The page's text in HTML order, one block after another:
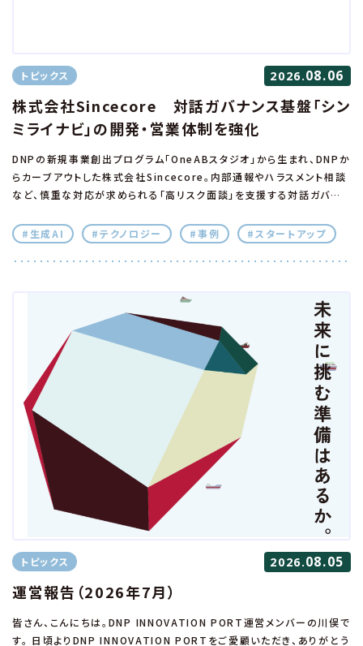
トピックス 2026.08.06
株式会社Sincecore 対話ガバナンス基盤「シン
ミライナビ」の開発・営業体制を強化
DNPの新規事業創出プログラム「OneABスタジオ」から生まれ、DNPか
らカーブアウトした株式会社Sincecore。内部通報やハラスメント相談
など、慎重な対応が求められる「高リスク面談」を支援する対話ガバナ
て開発・営業体制を強化し、事業化を加速します。
#生成AI #テクノロジー #事例 #スタートアップ
トピックス 2026.08.05
運営報告（2026年7月）
皆さん、こんにちは。DNP INNOVATION PORT運営メンバーの川俣で
す。 日頃よりDNP INNOVATION PORTをご愛顧いただき、ありがとう